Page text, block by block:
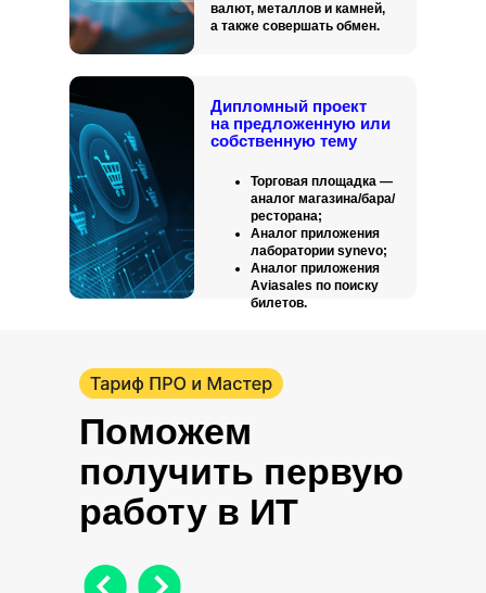
Торговая площадка —
аналог магазина/бара/
ресторана;
Аналог приложения
лаборатории synevo;
Аналог приложения
Aviasales по поиску
билетов.
Дипломный проект
на предложенную или
собственную тему
валют, металлов и камней,
а также совершать обмен.
Поможем
получить первую
работу в ИТ